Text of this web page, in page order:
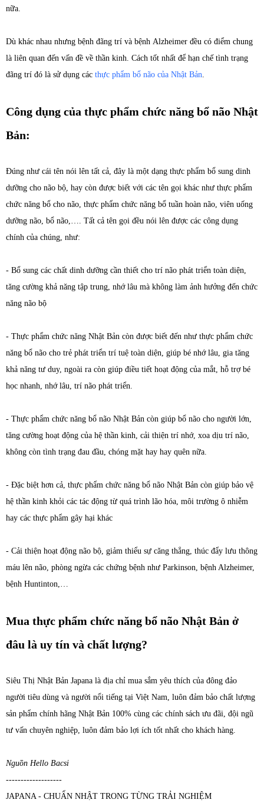
nữa.
Dù khác nhau nhưng bệnh đãng trí và bệnh Alzheimer đều có điểm chung
là liên quan đến vấn đề về thần kinh. Cách tốt nhất để hạn chế tình trạng
đãng trí đó là sử dụng các thực phẩm bổ não của Nhật Bản
Công dụng của thực phẩm chức năng bổ não Nhật
Bản:
Đúng như cái tên nói lên tất cả, đây là một dạng thực phẩm bổ sung dinh
dưỡng cho não bộ, hay còn được biết với các tên gọi khác như thực phẩm
chức năng bổ cho não, thực phẩm chức năng bổ tuần hoàn não, viên uống
dưỡng não, bổ não,…. Tất cả tên gọi đều nói lên được các công dụng
chính của chúng, như:
- Bổ sung các chất dinh dưỡng cần thiết cho trí não phát triển toàn diện,
tăng cường khả năng tập trung, nhớ lâu mà không làm ảnh hưởng đến chức
năng não bộ
- Thực phẩm chức năng Nhật Bản còn được biết đến như thực phẩm chức
năng bổ não cho trẻ phát triển trí tuệ toàn diện, giúp bé nhớ lâu, gia tăng
khả năng tư duy, ngoài ra còn giúp điều tiết hoạt động của mắt, hỗ trợ bé
học nhanh, nhớ lâu, trí não phát triển.
- Thực phẩm chức năng bổ não Nhật Bản còn giúp bổ não cho người lớn,
tăng cường hoạt động của hệ thần kinh, cải thiện trí nhớ, xoa dịu trí não,
không còn tình trạng đau đầu, chóng mặt hay hay quên nữa.
- Đặc biệt hơn cả, thực phẩm chức năng bổ não Nhật Bản còn giúp bảo vệ
hệ thần kinh khỏi các tác động từ quá trình lão hóa, môi trường ô nhiễm
hay các thực phẩm gây hại khác
- Cải thiện hoạt động não bộ, giảm thiểu sự căng thẳng, thúc đẩy lưu thông
máu lên não, phòng ngừa các chứng bệnh như Parkinson, bệnh Alzheimer,
bệnh Huntinton,…
Mua thực phẩm chức năng bổ não Nhật Bản ở
đâu là uy tín và chất lượng?
Siêu Thị Nhật Bản Japana là địa chỉ mua sắm yêu thích của đông đảo
người tiêu dùng và người nổi tiếng tại Việt Nam, luôn đảm bảo chất lượng
sản phẩm chính hãng Nhật Bản 100% cùng các chính sách ưu đãi, đội ngũ
tư vấn chuyên nghiệp, luôn đảm bảo lợi ích tốt nhất cho khách hàng.
Nguồn Hello Bacsi
-------------------
JAPANA - CHUẨN NHẬT TRONG TỪNG TRẢI NGHIỆM